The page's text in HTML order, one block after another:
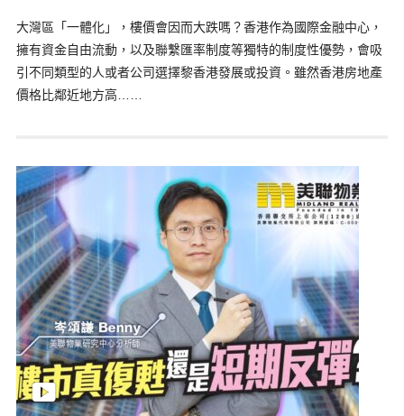
大灣區「一體化」，樓價會因而大跌嗎？香港作為國際金融中心，
擁有資金自由流動，以及聯繫匯率制度等獨特的制度性優勢，會吸
引不同類型的人或者公司選擇黎香港發展或投資。雖然香港房地產
價格比鄰近地方高……